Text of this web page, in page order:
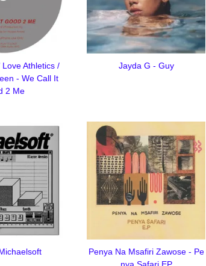
Athletics /
- We Call It
2 Me
Jayda G - Guy
Penya Na Msafiri Zawose - Pe